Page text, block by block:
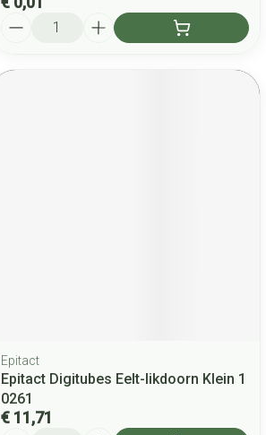
Epitact
Epitact Digitubes Eelt-likdoorn Klein 1
0261
€ 11,71